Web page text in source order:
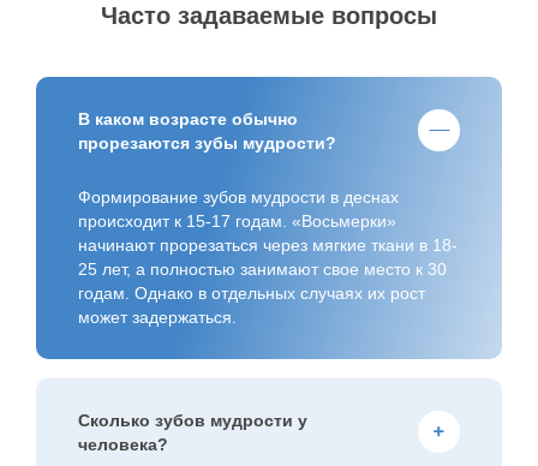
Часто задаваемые вопросы
В каком возрасте обычно
прорезаются зубы мудрости?
Формирование зубов мудрости в деснах
происходит к 15-17 годам. «Восьмерки»
начинают прорезаться через мягкие ткани в 18-
25 лет, а полностью занимают свое место к 30
годам. Однако в отдельных случаях их рост
может задержаться.
Сколько зубов мудрости у
человека?